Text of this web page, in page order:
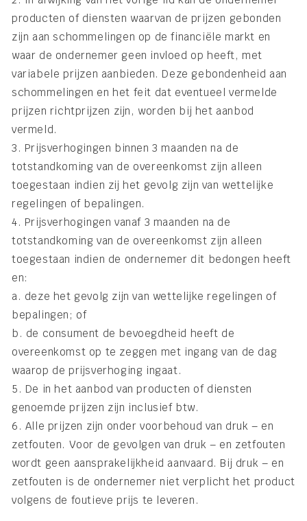
producten of diensten waarvan de prijzen gebonden
zijn aan schommelingen op de financiële markt en
waar de ondernemer geen invloed op heeft, met
variabele prijzen aanbieden. Deze gebondenheid aan
schommelingen en het feit dat eventueel vermelde
prijzen richtprijzen zijn, worden bij het aanbod
vermeld.
3. Prijsverhogingen binnen 3 maanden na de
totstandkoming van de overeenkomst zijn alleen
toegestaan indien zij het gevolg zijn van wettelijke
regelingen of bepalingen.
4. Prijsverhogingen vanaf 3 maanden na de
totstandkoming van de overeenkomst zijn alleen
toegestaan indien de ondernemer dit bedongen heeft
en:
a. deze het gevolg zijn van wettelijke regelingen of
bepalingen; of
b. de consument de bevoegdheid heeft de
overeenkomst op te zeggen met ingang van de dag
waarop de prijsverhoging ingaat.
5. De in het aanbod van producten of diensten
genoemde prijzen zijn inclusief btw.
6. Alle prijzen zijn onder voorbehoud van druk – en
zetfouten. Voor de gevolgen van druk – en zetfouten
wordt geen aansprakelijkheid aanvaard. Bij druk – en
zetfouten is de ondernemer niet verplicht het product
volgens de foutieve prijs te leveren.